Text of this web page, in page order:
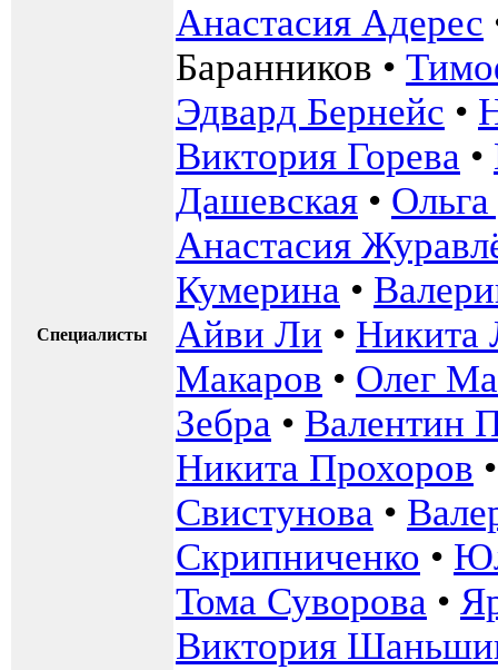
Специалисты
Анастасия Адерес
Баранников •
Эдвард Бернейс •
Виктория Горева •
Дашевская •
Анастасия
Кумерина •
Айви Ли • Никита
Макаров • Олег
Зебра • Валентин
Никита Прохоров
Свистунова •
Скрипниченко •
Тома Суворова •
Виктория